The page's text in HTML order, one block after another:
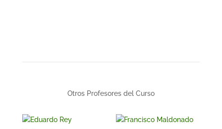
Otros Profesores del Curso